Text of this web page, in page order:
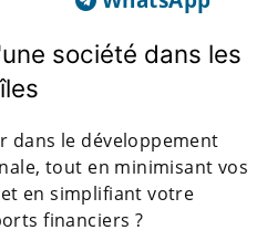
société dans les
îles
dans le développement
tout en minimisant vos
en simplifiant votre
financiers ?